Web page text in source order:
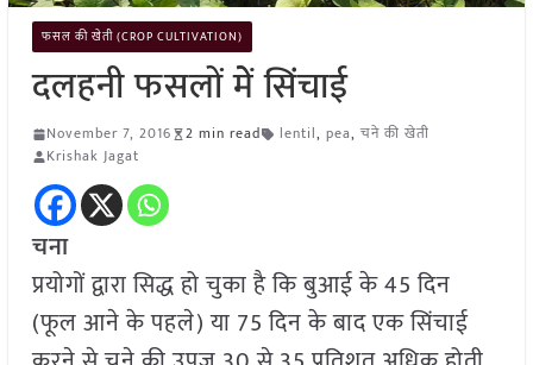
फसल की खेती (CROP CULTIVATION)
दलहनी फसलों मेें सिंचाई
November 7, 2016 2 min read lentil, pea, चने की खेती
Krishak Jagat
चना
प्रयोगों द्वारा सिद्ध हो चुका है कि बुआई के 45 दिन
(फूल आने के पहले) या 75 दिन के बाद एक सिंचाई